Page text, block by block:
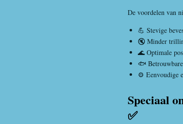
De voordelen van
💪 Stevige
🔇 Minder
🌊 Optimale
🐟
⚙️ Eenvoudige
Speciaal
✅